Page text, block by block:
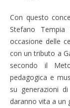
Con questo
Stefano Tempia
occasione delle
con un tributo a
secondo il
pedagogica e
su generazioni
daranno vita a un